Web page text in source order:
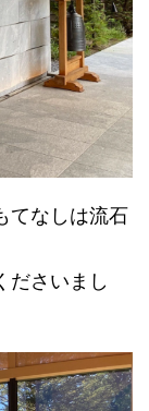
てなしは流石
ださいまし